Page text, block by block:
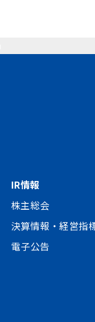
IR情報
株主総会
決算情報・経営指
電子公告